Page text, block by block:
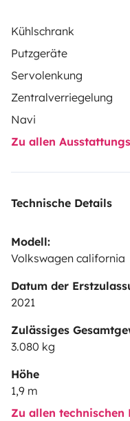
Kühlschrank
Putzgeräte
Servolenkung
Zentralverriegelung
Navi
Zu allen
Technische Details
Modell:
Volkswagen california
Datum der
2021
Zulässiges
3.080 kg
Höhe
1,9 m
Zu allen technischen